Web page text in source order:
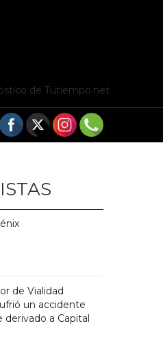
de Tutiempo.net
de Vialidad
un accidente
derivado a Capital